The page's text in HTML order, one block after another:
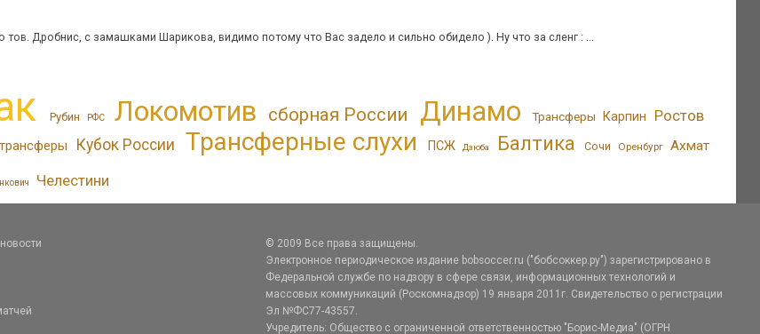
Дробнис, с замашками Шарикова, видимо потому что Вас задело и сильно обидело ). Ну что за сленг : ...
Рубин РФС Локомотив сборная России Динамо Трансферы Карпин Ростов
Кубок России Трансферные слухи ПСЖ Дзюба Балтика Сочи Оренбург Ахмат
Челестини
© 2009 Все права защищены.
Электронное периодическое издание bobsoccer.ru ("бобсоккер.ру") зарегистрировано в
Федеральной службе по надзору в сфере связи, информационных технологий и
массовых коммуникаций (Роскомнадзор) 19 января 2011г. Свидетельство о регистрации
Эл №ФС77-43557.
Учредитель: Общество с ограниченной ответственностью "Борис-Медиа" (ОГРН